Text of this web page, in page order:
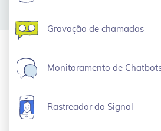
Gravação de chamadas
Monitoramento de
Rastreador do Signal